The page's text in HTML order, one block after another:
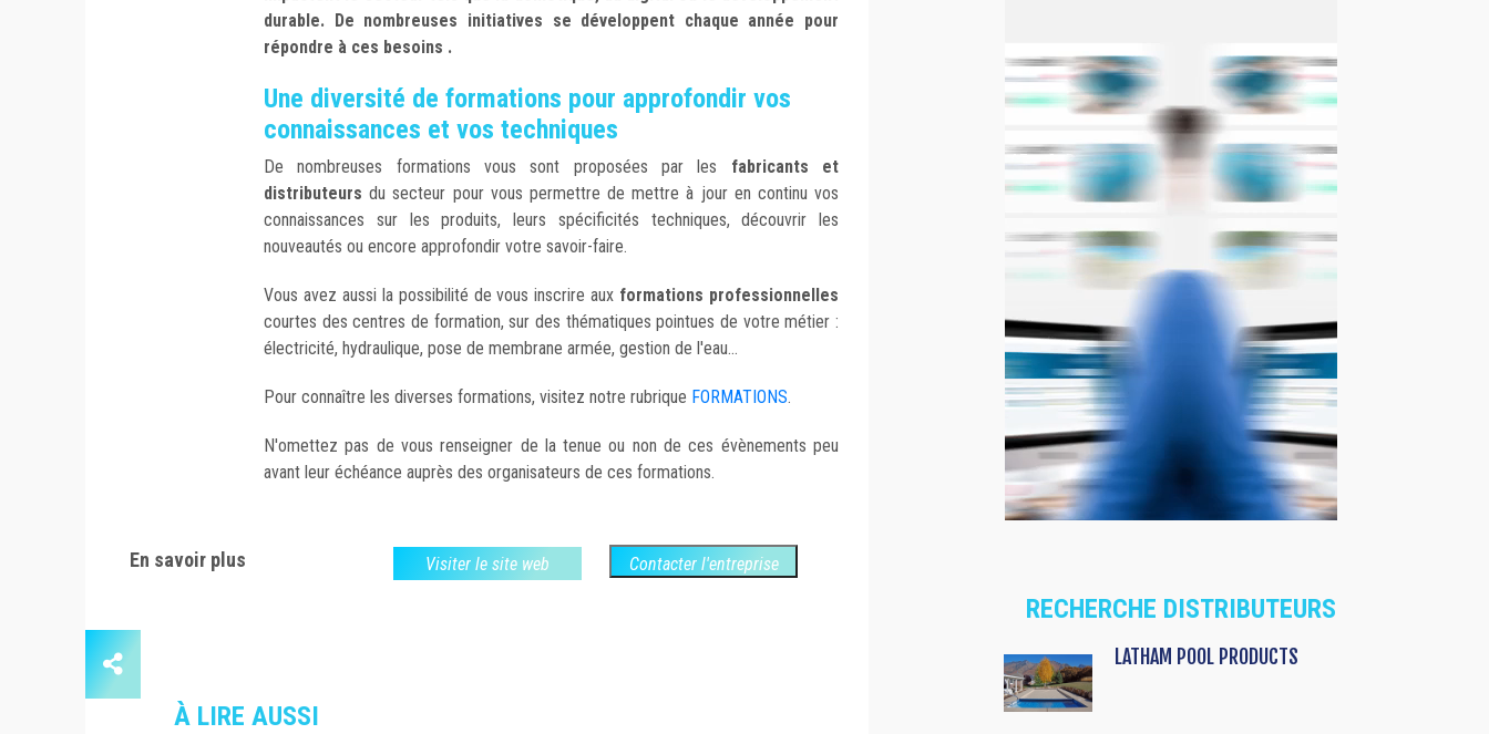
durable. De nombreuses initiatives se développent chaque année pour
répondre à ces besoins .
Une diversité de formations pour approfondir vos
connaissances et vos techniques
De nombreuses formations vous sont proposées par les fabricants et
distributeurs du secteur pour vous permettre de mettre à jour en continu vos
connaissances sur les produits, leurs spécificités techniques, découvrir les
nouveautés ou encore approfondir votre savoir-faire.
Vous avez aussi la possibilité de vous inscrire aux formations professionnelles
courtes des centres de formation, sur des thématiques pointues de votre métier :
électricité, hydraulique, pose de membrane armée, gestion de l'eau...
Pour connaître les diverses formations, visitez notre rubrique FORMATIONS.
N'omettez pas de vous renseigner de la tenue ou non de ces évènements peu
avant leur échéance auprès des organisateurs de ces formations.
En savoir plus Visiter le site web Contacter l'entreprise
À LIRE AUSSI
RECHERCHE DISTRIBUTEURS
LATHAM POOL PRODUCTS